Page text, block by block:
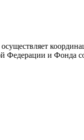
Федерации и Фонда